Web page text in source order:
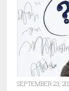
SEPTEMBER 23,